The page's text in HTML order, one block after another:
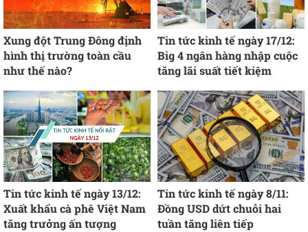
Xung đột Trung Đông định
hình thị trường toàn cầu
như thế nào?
Tin tức kinh tế ngày 17/12:
Big 4 ngân hàng nhập cuộc
tăng lãi suất tiết kiệm
Tin tức kinh tế ngày 13/12:
Xuất khẩu cà phê Việt Nam
tăng trưởng ấn tượng
Tin tức kinh tế ngày 8/11:
Đồng USD dứt chuỗi hai
tuần tăng liên tiếp